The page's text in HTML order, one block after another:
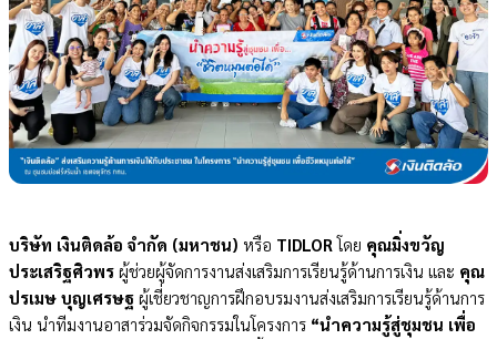
บริษัท เงินติดล้อ จำกัด (มหาชน) หรือ TIDLORโดย คุณมิ่งขวัญ
ประเสริฐศิวพร ผู้ช่วยผู้จัดการงานส่งเสริมการเรียนรู้ด้านการเงิน และ คุณ
ปรเมษ บุญเศรษฐ ผู้เชี่ยวชาญการฝึกอบรมงานส่งเสริมการเรียนรู้ด้านการ
เงิน นำทีมงานอาสาร่วมจัดกิจกรรมในโครงการ “นำความรู้สู่ชุมชน เพื่อ